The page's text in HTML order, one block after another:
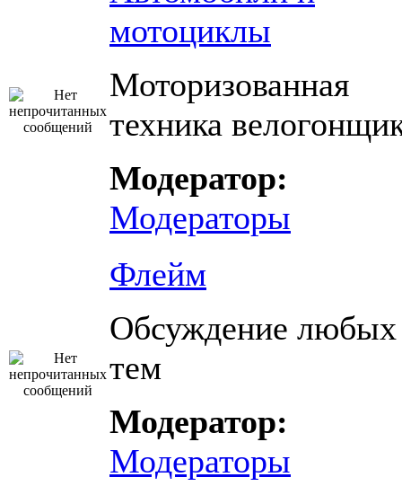
мотоциклы
Моторизованная
техника
Модератор:
Модераторы
Флейм
Обсуждение любых
тем
Модератор:
Модераторы